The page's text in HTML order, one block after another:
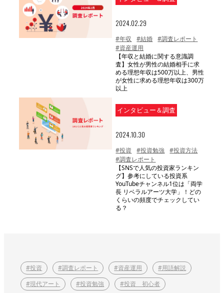
2024.02.29
#年収 #結婚
#調査レポート
#資産運用
【年収と結婚に関する意識調
査】女性が男性の結婚相手に求
める理想年収は500万以上、男性
が女性に求める理想年収は300万
以上
インタビュー＆調査
2024.10.30
#投資 #投資勉強
#投資方法
#調査レポート
【SNSで人気の投資家ランキン
グ】参考にしている投資系
YouTubeチャンネル1位は「両学
長 リベラルアーツ大学」！どの
くらいの頻度でチェックしてい
る？
#投資 #調査レポート #資産運用
#用語解説
#現代アート
#投資勉強
#投資 初心者